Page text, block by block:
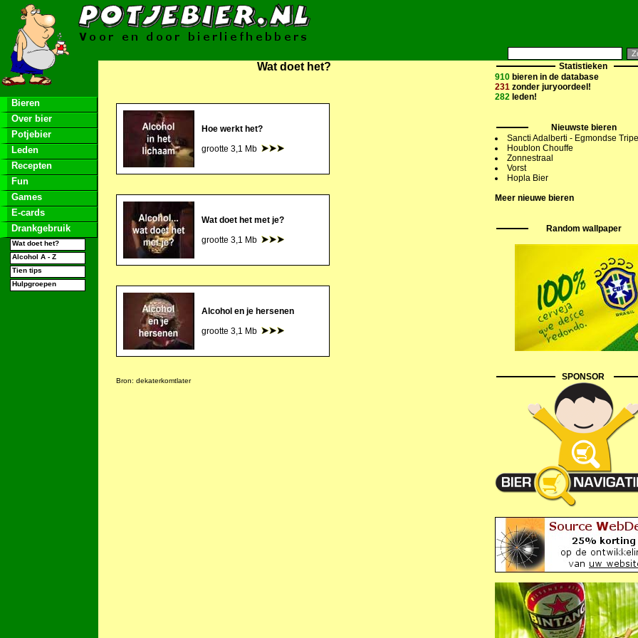
Bieren
Over bier
Potjebier
Leden
Recepten
Fun
Games
E-cards
Drankgebruik
Wat doet het?
Alcohol A - Z
Tien tips
Hulpgroepen
Wat doet het?
Hoe werkt het?
grootte 3,1 Mb
Wat doet het met je?
grootte 3,1 Mb
Alcohol en je hersenen
grootte 3,1 Mb
Bron: dekaterkomtlater
Statistieken
910 bieren in de database
231 zonder juryoordeel!
282 leden!
Nieuwste bieren
Sancti Adalberti - Egmondse
Houblon Chouffe
Zonnestraal
Vorst
Hopla Bier
Meer nieuwe bieren
Random wallpaper
SPONSOR